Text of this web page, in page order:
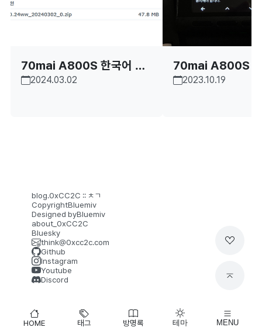
HOME 태그 방명록 테마 MENU
70mai A800S 한국어 패
치 펌웨어 업데이트 안내 (v
2024.03.02
70mai A800S
치 펌웨어 업데이
2023.10.19
blog.0xCC2C :: ㅊㄱ​
CopyrightBluemiv
Designed byBluemiv
about_0xCC2C
Bluesky
think@0xcc2c.com
Github
Instagram
Youtube
Discord